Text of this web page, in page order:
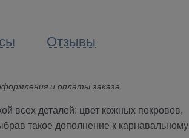
Отзывы
и оплаты заказа.
всех деталей: цвет кожных покровов,
такое дополнение к карнавальному